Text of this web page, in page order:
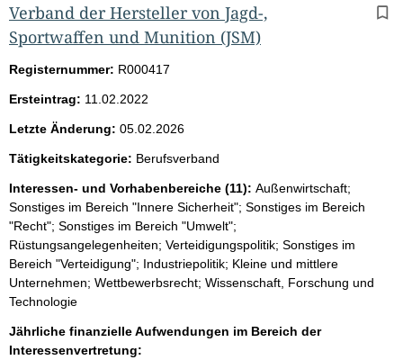
Verband der Hersteller von Jagd-,
Sportwaffen und Munition (JSM)
Registernummer: R000417
Ersteintrag: 11.02.2022
Letzte Änderung: 05.02.2026
Tätigkeitskategorie: Berufsverband
Interessen- und Vorhabenbereiche (11): Außenwirtschaft;
Sonstiges im Bereich "Innere Sicherheit"; Sonstiges im Bereich
"Recht"; Sonstiges im Bereich "Umwelt";
Rüstungsangelegenheiten; Verteidigungspolitik; Sonstiges im
Bereich "Verteidigung"; Industriepolitik; Kleine und mittlere
Unternehmen; Wettbewerbsrecht; Wissenschaft, Forschung und
Technologie
Jährliche finanzielle Aufwendungen im Bereich der
Interessenvertretung: